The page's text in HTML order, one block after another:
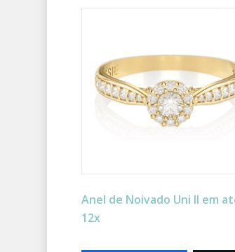
Anel de Noivado Uni II em
12x